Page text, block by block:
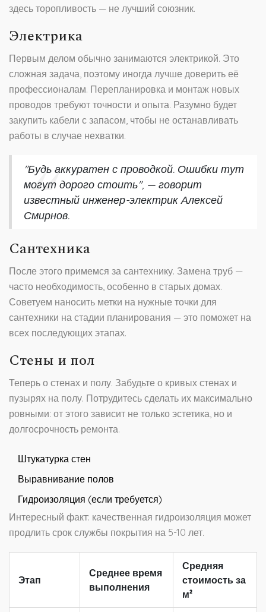
здесь торопливость — не лучший союзник.
Электрика
Первым делом обычно занимаются электрикой. Это
сложная задача, поэтому иногда лучше доверить её
профессионалам. Перепланировка и монтаж новых
проводов требуют точности и опыта. Разумно будет
закупить кабели с запасом, чтобы не останавливать
работы в случае нехватки.
"Будь аккуратен с проводкой. Ошибки тут
могут дорого стоить", — говорит
известный инженер-электрик Алексей
Смирнов.
Сантехника
После этого примемся за сантехнику. Замена труб —
часто необходимость, особенно в старых домах.
Советуем наносить метки на нужные точки для
сантехники на стадии планирования — это поможет на
всех последующих этапах.
Стены и пол
Теперь о стенах и полу. Забудьте о кривых стенах и
пузырях на полу. Потрудитесь сделать их максимально
ровными: от этого зависит не только эстетика, но и
долгосрочность ремонта.
Штукатурка стен
Выравнивание полов
Гидроизоляция (если требуется)
Интересный факт: качественная гидроизоляция может
продлить срок службы покрытия на 5-10 лет.
Этап
Среднее время
выполнения
Средняя
стоимость за
м²